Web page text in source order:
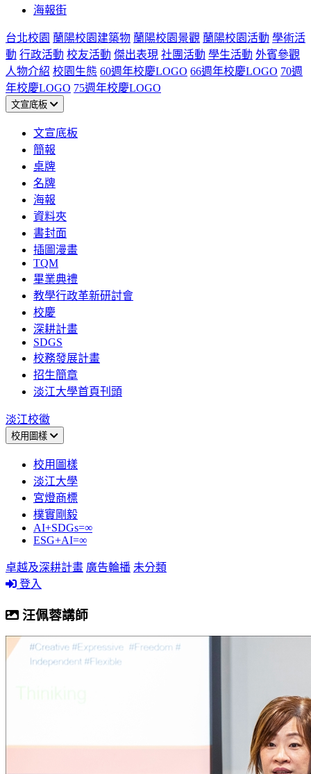
海報街
台北校園 蘭陽校園建築物 蘭陽校園景觀 蘭陽校園活動 學術活
動 行政活動 校友活動 傑出表現 社團活動 學生活動 外賓參觀
人物介紹 校園生態 60週年校慶LOGO 66週年校慶LOGO 70週
年校慶LOGO 75週年校慶LOGO
文宣底板
文宣底板
簡報
桌牌
名牌
海報
資料夾
書封面
插圖漫畫
TQM
畢業典禮
教學行政革新研討會
校慶
深耕計畫
SDGS
校務發展計畫
招生簡章
淡江大學首頁刊頭
淡江校徽
校用圖樣
校用圖樣
淡江大學
宮燈商標
樸實剛毅
AI+SDGs=∞
ESG+AI=∞
卓越及深耕計畫 廣告輪播 未分類
登入
汪佩蓉講師